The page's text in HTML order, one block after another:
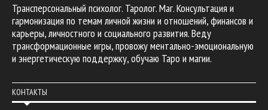
Трансперсональный психолог. Таролог. Маг. Консультация и
гармонизация по темам личной жизни и отношений, финансов и
карьеры, личностного и социального развития. Веду
трансформационные игры, провожу ментально-эмоциональную
и энергетическую поддержку, обучаю Таро и магии.
КОНТАКТЫ